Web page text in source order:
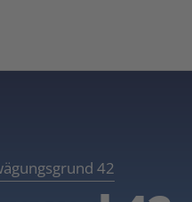
42